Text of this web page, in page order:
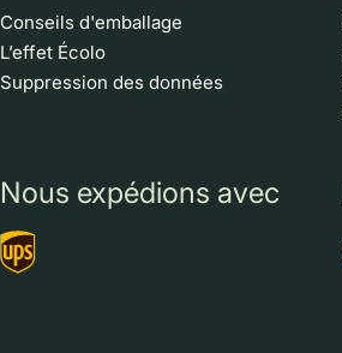
Conseils d'emballage
L’effet Écolo
Suppression des données
Nous expédions avec